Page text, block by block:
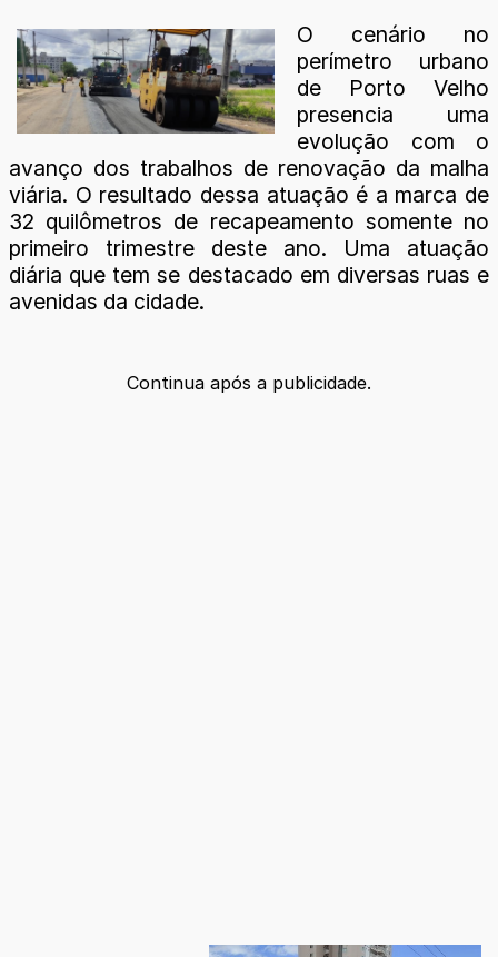
O cenário no
perímetro urbano
de Porto Velho
presencia uma
evolução com o
avanço dos trabalhos de renovação da malha
viária. O resultado dessa atuação é a marca de
32 quilômetros de recapeamento somente no
primeiro trimestre deste ano. Uma atuação
diária que tem se destacado em diversas ruas e
avenidas da cidade.
Continua após a publicidade.